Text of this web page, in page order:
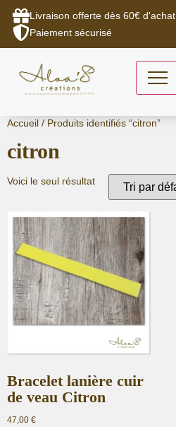
Livraison offerte dès 60€ d'achat
Paiement sécurisé
Aller
contenu
Accueil / Produits identifiés “citron”
citron
Voici le seul résultat
Bracelet lanière cuir
de veau Citron
47,00 €